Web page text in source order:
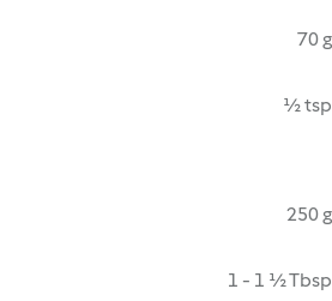
70 g
½ tsp
250 g
1 - 1 ½ Tbsp